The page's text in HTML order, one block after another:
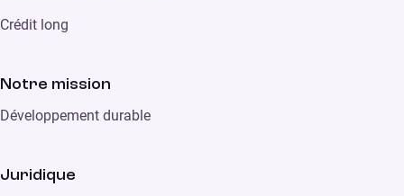
Crédit long
Notre mission
Développement durable
Juridique